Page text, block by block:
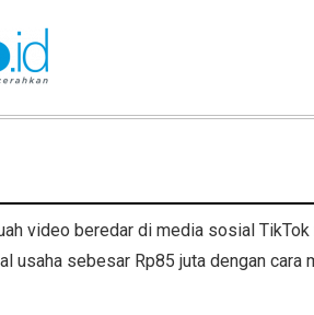
video beredar di media sosial
usaha sebesar Rp85 juta dengan